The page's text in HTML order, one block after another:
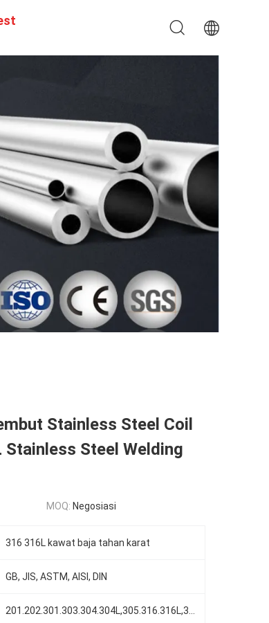
Stainless Steel Coil
Steel Welding
MOQ: Negosiasi
316 316L kawat baja tahan karat
GB, JIS, ASTM, AISI, DIN